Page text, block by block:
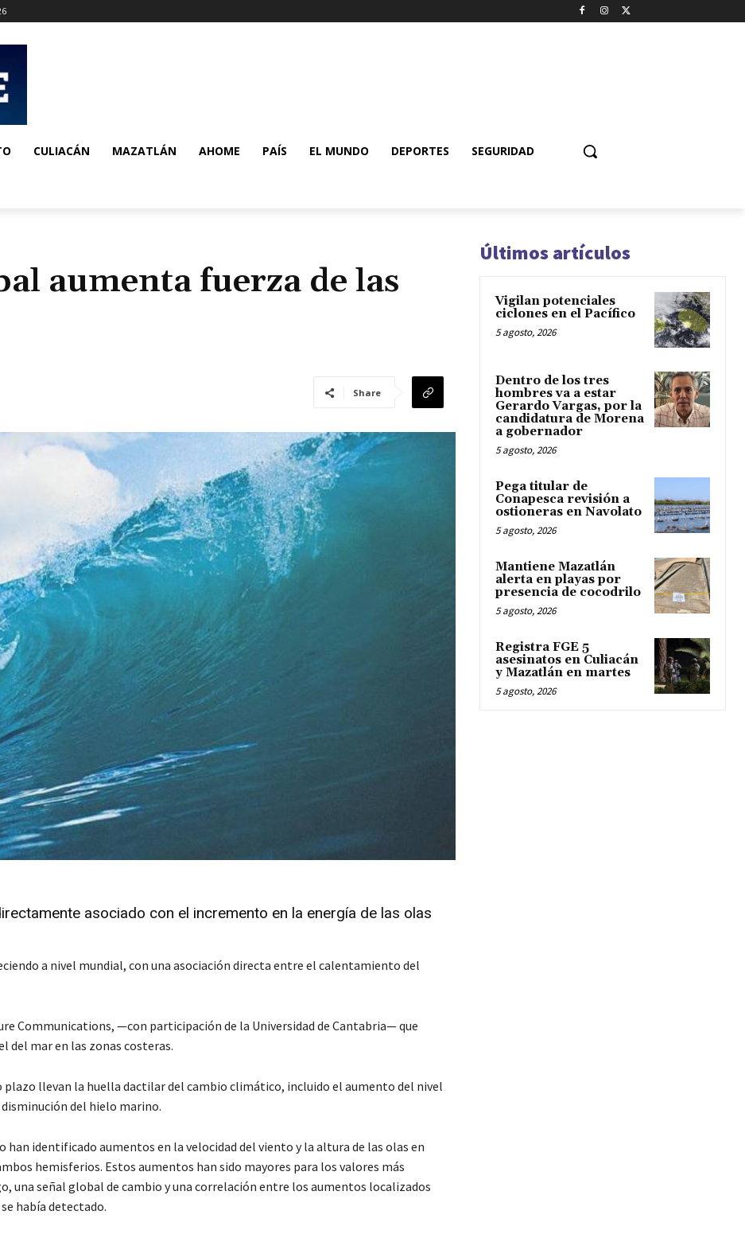
CULIACÁN MAZATLÁN AHOME PAÍS EL MUNDO DEPORTES SEGURIDAD
aumenta fuerza de las
Share
asociado con el incremento en la energía de las olas
a nivel mundial, con una asociación directa entre el calentamiento del
Communications, —con participación de la Universidad de Cantabria— que
del mar en las zonas costeras.
plazo llevan la huella dactilar del cambio climático, incluido el aumento del nivel
del hielo marino.
identificado aumentos en la velocidad del viento y la altura de las olas en
hemisferios. Estos aumentos han sido mayores para los valores más
una señal global de cambio y una correlación entre los aumentos localizados
había detectado.
Últimos artículos
Vigilan potenciales
ciclones en el Pacífico
5 agosto, 2026
Dentro de los tres
hombres va a estar
Gerardo Vargas, por la
candidatura de Morena
a gobernador
5 agosto, 2026
Pega titular de
Conapesca revisión a
ostioneras en Navolato
5 agosto, 2026
Mantiene Mazatlán
alerta en playas por
presencia de cocodrilo
5 agosto, 2026
Registra FGE 5
asesinatos en Culiacán
y Mazatlán en martes
5 agosto, 2026